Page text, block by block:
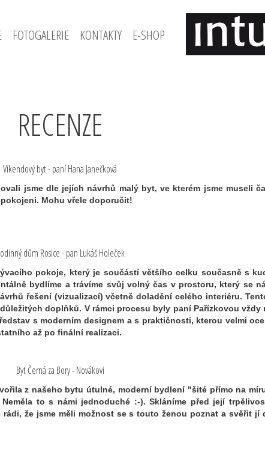
FOTOGALERIE KONTAKTY E-SHOP
RECENZE
Víkendový byt - paní Hana Janečková
jsme dle jejích návrhů malý byt, ve kterém jsme museli
Mohu vřele doporučit!
dům Rosice - pan Lukáš Holeček
pokoje, který je součástí většího celku současně s
bydlíme a trávíme svůj volný čas v prostoru, který se
řešení (vizualizací) včetně doladění celého interiéru.
doplňků. V rámci procesu byly paní Pařízkovou
s moderním designem a s praktičnosti, kterou velmi
až po finální realizaci.
Byt Černá za Bory - Novákovi
z našeho bytu útulné, moderní bydlení "šité přímo na
to s námi jednoduché :-). Skláníme před její
že jsme měli možnost se s touto ženou poznat a svěřit